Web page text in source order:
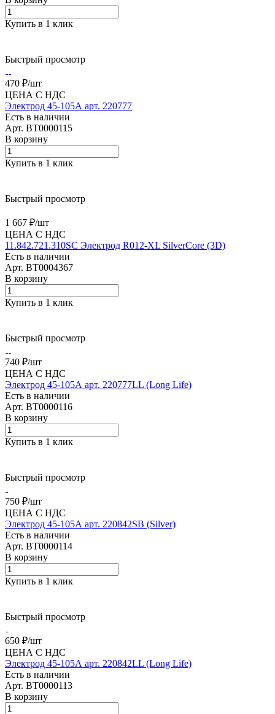
Купить в 1 клик
Быстрый просмотр
470 ₽/шт
ЦЕНА С НДС
Электрод 45-105А арт. 220777
Есть в наличии
Арт. BT0000115
В корзину
Купить в 1 клик
Быстрый просмотр
1 667 ₽/шт
ЦЕНА С НДС
11.842.721.310SC Электрод R012-XL SilverCore (3D)
Есть в наличии
Арт. BT0004367
В корзину
Купить в 1 клик
Быстрый просмотр
740 ₽/шт
ЦЕНА С НДС
Электрод 45-105А арт. 220777LL (Long Life)
Есть в наличии
Арт. BT0000116
В корзину
Купить в 1 клик
Быстрый просмотр
750 ₽/шт
ЦЕНА С НДС
Электрод 45-105А арт. 220842SB (Silver)
Есть в наличии
Арт. BT0000114
В корзину
Купить в 1 клик
Быстрый просмотр
650 ₽/шт
ЦЕНА С НДС
Электрод 45-105А арт. 220842LL (Long Life)
Есть в наличии
Арт. BT0000113
В корзину